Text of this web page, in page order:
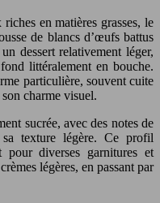
en matières grasses, le
de blancs d’œufs battus
dessert relativement léger,
littéralement en bouche.
particulière, souvent cuite
charme visuel.
sucrée, avec des notes de
texture légère. Ce profil
diverses garnitures et
légères, en passant par